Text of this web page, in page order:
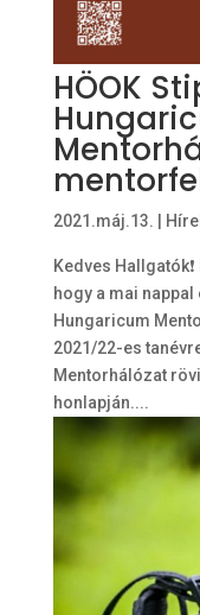
HÖOK
2021.máj.13.
Kedves
hogy a mai nappal
Hungaricum
2021/22-es
Mentorhálózat
honlapján....